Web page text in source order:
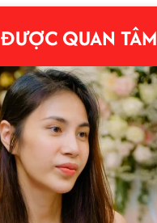
ĐƯỢC QUAN TÂM